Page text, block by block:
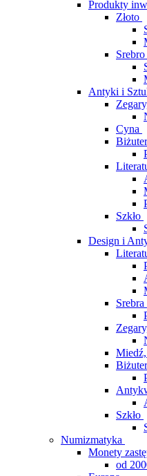
Produkty
Złoto
Srebro
Antyki i
Cyna
Szkło
Design i
Srebra
Szkło
Numizmatyka
Monety
od